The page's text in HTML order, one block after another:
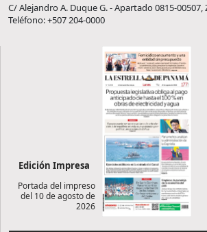
C/ Alejandro A. Duque G. - Apartado 0815-00507,
Teléfono: +507 204-0000
Edición Impresa
Portada del impreso
del 10 de agosto de
2026